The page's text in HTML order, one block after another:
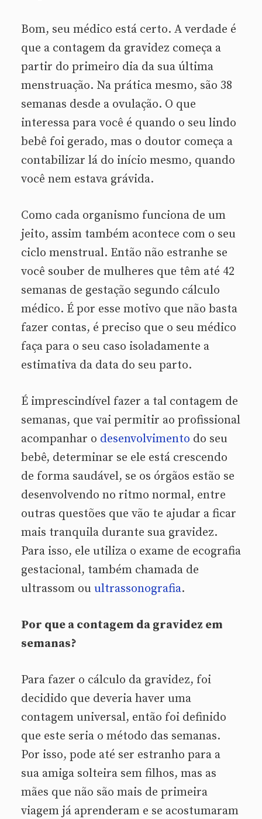
Bom, seu médico está certo. A verdade é
que a contagem da gravidez começa a
partir do primeiro dia da sua última
menstruação. Na prática mesmo, são 38
semanas desde a ovulação. O que
interessa para você é quando o seu lindo
bebê foi gerado, mas o doutor começa a
contabilizar lá do início mesmo, quando
você nem estava grávida.
Como cada organismo funciona de um
jeito, assim também acontece com o seu
ciclo menstrual. Então não estranhe se
você souber de mulheres que têm até 42
semanas de gestação segundo cálculo
médico. É por esse motivo que não basta
fazer contas, é preciso que o seu médico
faça para o seu caso isoladamente a
estimativa da data do seu parto.
É imprescindível fazer a tal contagem de
semanas, que vai permitir ao profissional
acompanhar o desenvolvimento do seu
bebê, determinar se ele está crescendo
de forma saudável, se os órgãos estão se
desenvolvendo no ritmo normal, entre
outras questões que vão te ajudar a ficar
mais tranquila durante sua gravidez.
Para isso, ele utiliza o exame de ecografia
gestacional, também chamada de
ultrassom ou ultrassonografia.
Por que a contagem da gravidez em
semanas?
Para fazer o cálculo da gravidez, foi
decidido que deveria haver uma
contagem universal, então foi definido
que este seria o método das semanas.
Por isso, pode até ser estranho para a
sua amiga solteira sem filhos, mas as
mães que não são mais de primeira
viagem já aprenderam e se acostumaram